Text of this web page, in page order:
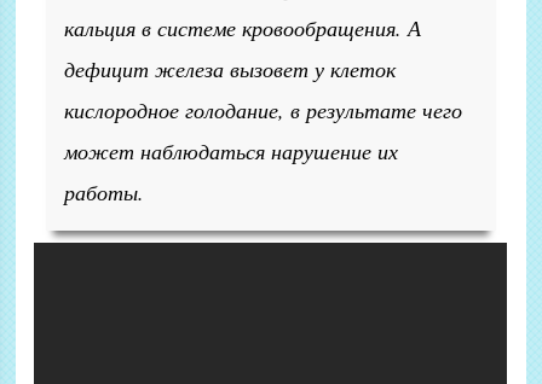
кальция в системе кровообращения. А
дефицит железа вызовет у клеток
кислородное голодание, в результате чего
может наблюдаться нарушение их
работы.